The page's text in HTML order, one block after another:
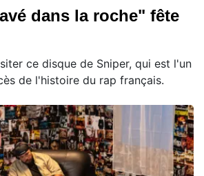
dans la roche" fête
ce disque de Sniper, qui est l'un
de l'histoire du rap français.